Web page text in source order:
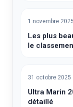
1 novembre 2025
Les plus
le
31 octobre 2025
Ultra Marin
détaillé